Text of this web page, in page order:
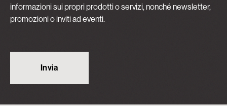
informazioni sui propri prodotti o servizi, nonché newsletter,
promozioni o inviti ad eventi.